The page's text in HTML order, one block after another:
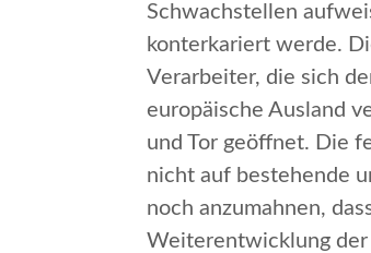
Schwachstellen
konterkariert werde.
Verarbeiter, die sich
europäische Ausland
und Tor geöffnet. Die
nicht auf bestehende
noch anzumahnen,
Weiterentwicklung der